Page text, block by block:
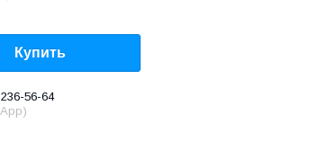
Купить
56-64